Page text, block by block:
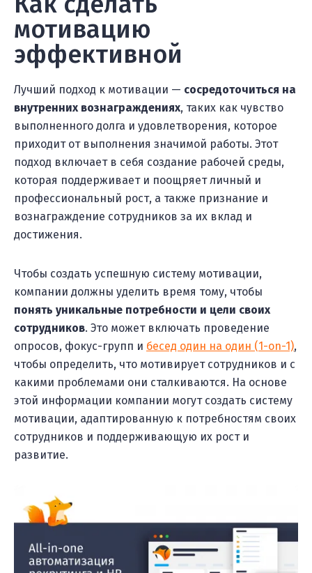
мотивацию
эффективной
Лучший подход к мотивации — сосредоточиться на
внутренних вознаграждениях, таких как чувство
выполненного долга и удовлетворения, которое
приходит от выполнения значимой работы. Этот
подход включает в себя создание рабочей среды,
которая поддерживает и поощряет личный и
профессиональный рост, а также признание и
вознаграждение сотрудников за их вклад и
достижения.
Чтобы создать успешную систему мотивации,
компании должны уделить время тому, чтобы
понять уникальные потребности и цели своих
сотрудников. Это может включать проведение
опросов, фокус-групп и бесед один на один (1-on-1),
чтобы определить, что мотивирует сотрудников и с
какими проблемами они сталкиваются. На основе
этой информации компании могут создать систему
мотивации, адаптированную к потребностям своих
сотрудников и поддерживающую их рост и
развитие.